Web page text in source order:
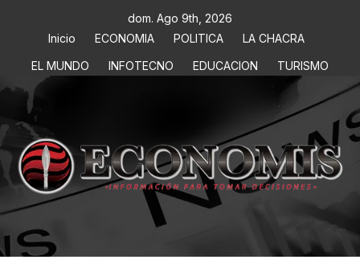
dom. Ago 9th, 2026
Inicio
ECONOMIA POLITICA
LA CHACRA
EL MUNDO
INFOTECNO EDUCACION TURISMO
ECONOMIS
INFORMACIÓN PARA TOMAR DECISIONES